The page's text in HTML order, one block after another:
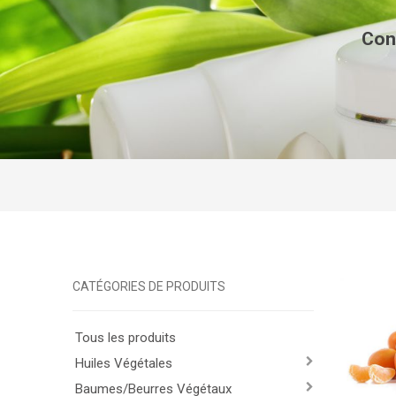
CATÉGORIES DE PRODUITS
Tous les produits
Huiles Végétales
Baumes/Beurres Végétaux